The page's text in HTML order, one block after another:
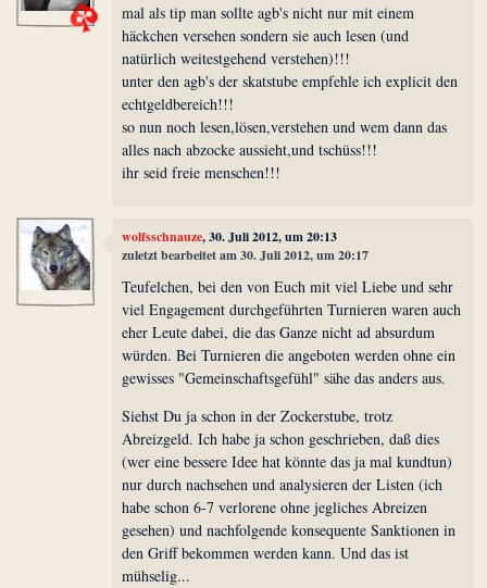
mal als tip man sollte agb's nicht nur mit einem
häckchen versehen sondern sie auch lesen (und
natürlich weitestgehend verstehen)!!!
unter den agb's der skatstube empfehle ich explicit den
echtgeldbereich!!!
so nun noch lesen,lösen,verstehen und wem dann das
alles nach abzocke aussieht,und tschüss!!!
ihr seid freie menschen!!!
wolfsschnauze, 30. Juli 2012, um 20:13
zuletzt bearbeitet am 30. Juli 2012, um 20:17
Teufelchen, bei den von Euch mit viel Liebe und sehr
viel Engagement durchgeführten Turnieren waren auch
eher Leute dabei, die das Ganze nicht ad absurdum
würden. Bei Turnieren die angeboten werden ohne ein
gewisses "Gemeinschaftsgefühl" sähe das anders aus.
Siehst Du ja schon in der Zockerstube, trotz
Abreizgeld. Ich habe ja schon geschrieben, daß dies
(wer eine bessere Idee hat könnte das ja mal kundtun)
nur durch nachsehen und analysieren der Listen (ich
habe schon 6-7 verlorene ohne jegliches Abreizen
gesehen) und nachfolgende konsequente Sanktionen in
den Griff bekommen werden kann. Und das ist
mühselig...